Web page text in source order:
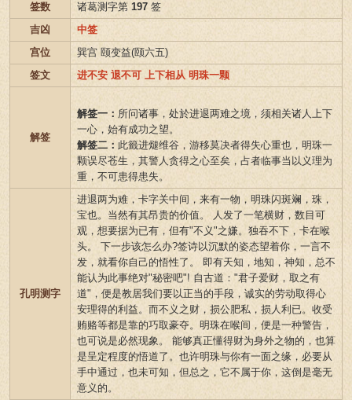
签数 诸葛测字第 197 签
吉凶
中签
宫位
巽宫 颐变益(颐六五)
签文
进不安 退不可 上下相从 明珠一颗
解签
解签一： 所问诸事，处於进退两难之境，须相关诸人上下
一心，始有成功之望。
解签二： 此籤进煺维谷，游移莫决者得失心重也，明珠一
颗误尽苍生，其警人贪得之心至矣，占者临事当以义理为
重，不可患得患失。
孔明测字
进退两为难，卡字关中间，来有一物，明珠闪斑斓，珠，
宝也。当然有其昂贵的价值。 人发了一笔横财，数目可
观，想要据为已有，但有"不义"之嫌。独吞不下，卡在喉
头。 下一步该怎么办?签诗以沉默的姿态望着你，一言不
发，就看你自己的悟性了。 即有天知，地知，神知，总不
能认为此事绝对"秘密吧"! 自古道："君子爱财，取之有
道"，便是教居我们要以正当的手段，诚实的劳动取得心
安理得的利益。而不义之财，损公肥私，损人利已。收受
贿赂等都是靠的巧取豪夺。明珠在喉间，便是一种警告，
也可说是必然现象。 能够真正懂得财为身外之物的，也算
是呈定程度的悟道了。也许明珠与你有一面之缘，必要从
手中通过，也未可知，但总之，它不属于你，这倒是毫无
意义的。